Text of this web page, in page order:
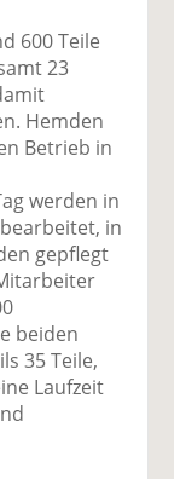
600 Teile
23
Hemden
Betrieb in
werden in
in
gepflegt
beiden
35 Teile,
Laufzeit